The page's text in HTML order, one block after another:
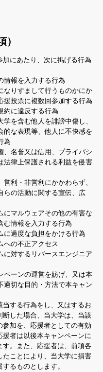
にあたり、次に掲げる行為
情報を入力する行為
なりすまして行うものかにか
投票に複数回参加する行為
約に違反する行為
を含む他人を誹謗中傷し、
な表現等、他人に不快感を
為
、名誉又は信用、プライバシ
法律上保護される利益を侵害
利・非営利にかかわらず、
らの活動に関する宣伝、広
マルウェアその他の有害な
む情報を入力する行為
に過度な負担をかける行為
への不正アクセス
対するリバースエンジニア
ーンの運営を妨げ、又は本
適切な目的・方法で本キャン
する行為をし、又はするお
した場合、当大学は、当該
加を、応援者としての有効
者は以後本キャンペーンに
。また、応援者は、前項各
ことにより、当大学に損害
るものとします。